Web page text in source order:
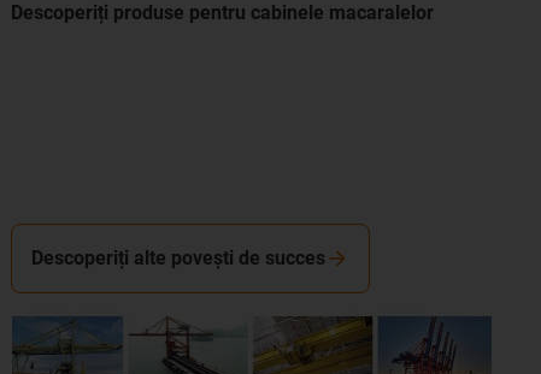
Descoperiți produse pentru cabinele macaralelor
Descoperiți alte povești de succes